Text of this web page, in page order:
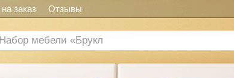
заказ Отзывы